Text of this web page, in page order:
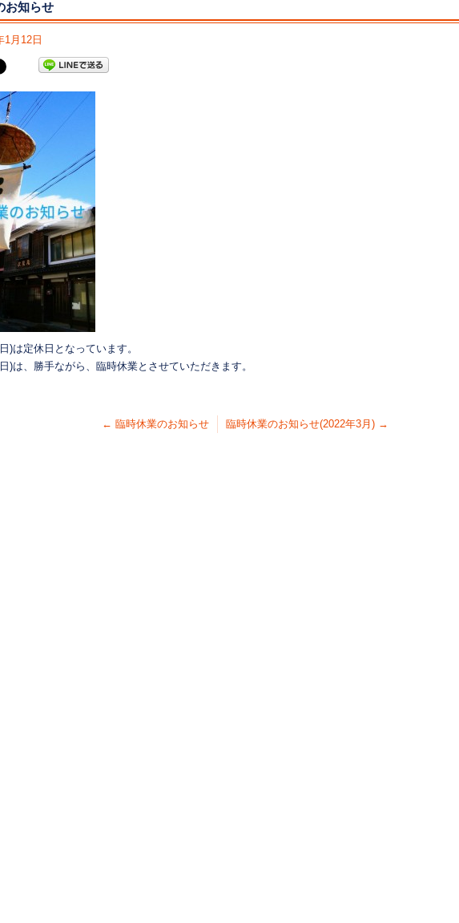
お知らせ
1月12日
)は定休日となっています。
)は、勝手ながら、臨時休業とさせていただきます。
← 臨時休業のお知らせ 臨時休業のお知らせ(2022年3月) →